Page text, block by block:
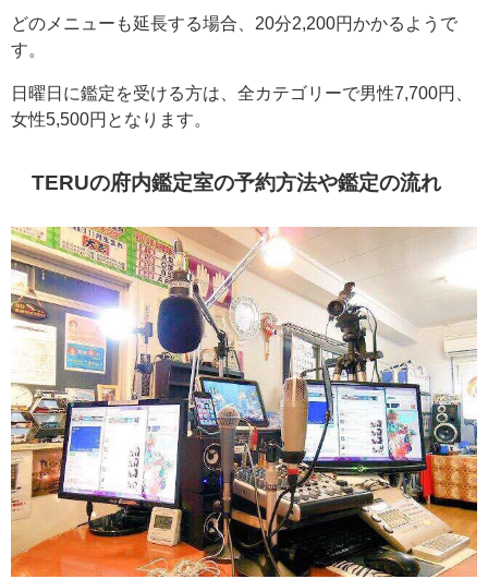
どのメニューも延長する場合、20分2,200円かかるようで
す。
日曜日に鑑定を受ける方は、全カテゴリーで男性7,700円、
女性5,500円となります。
TERUの府内鑑定室の予約方法や鑑定の流れ